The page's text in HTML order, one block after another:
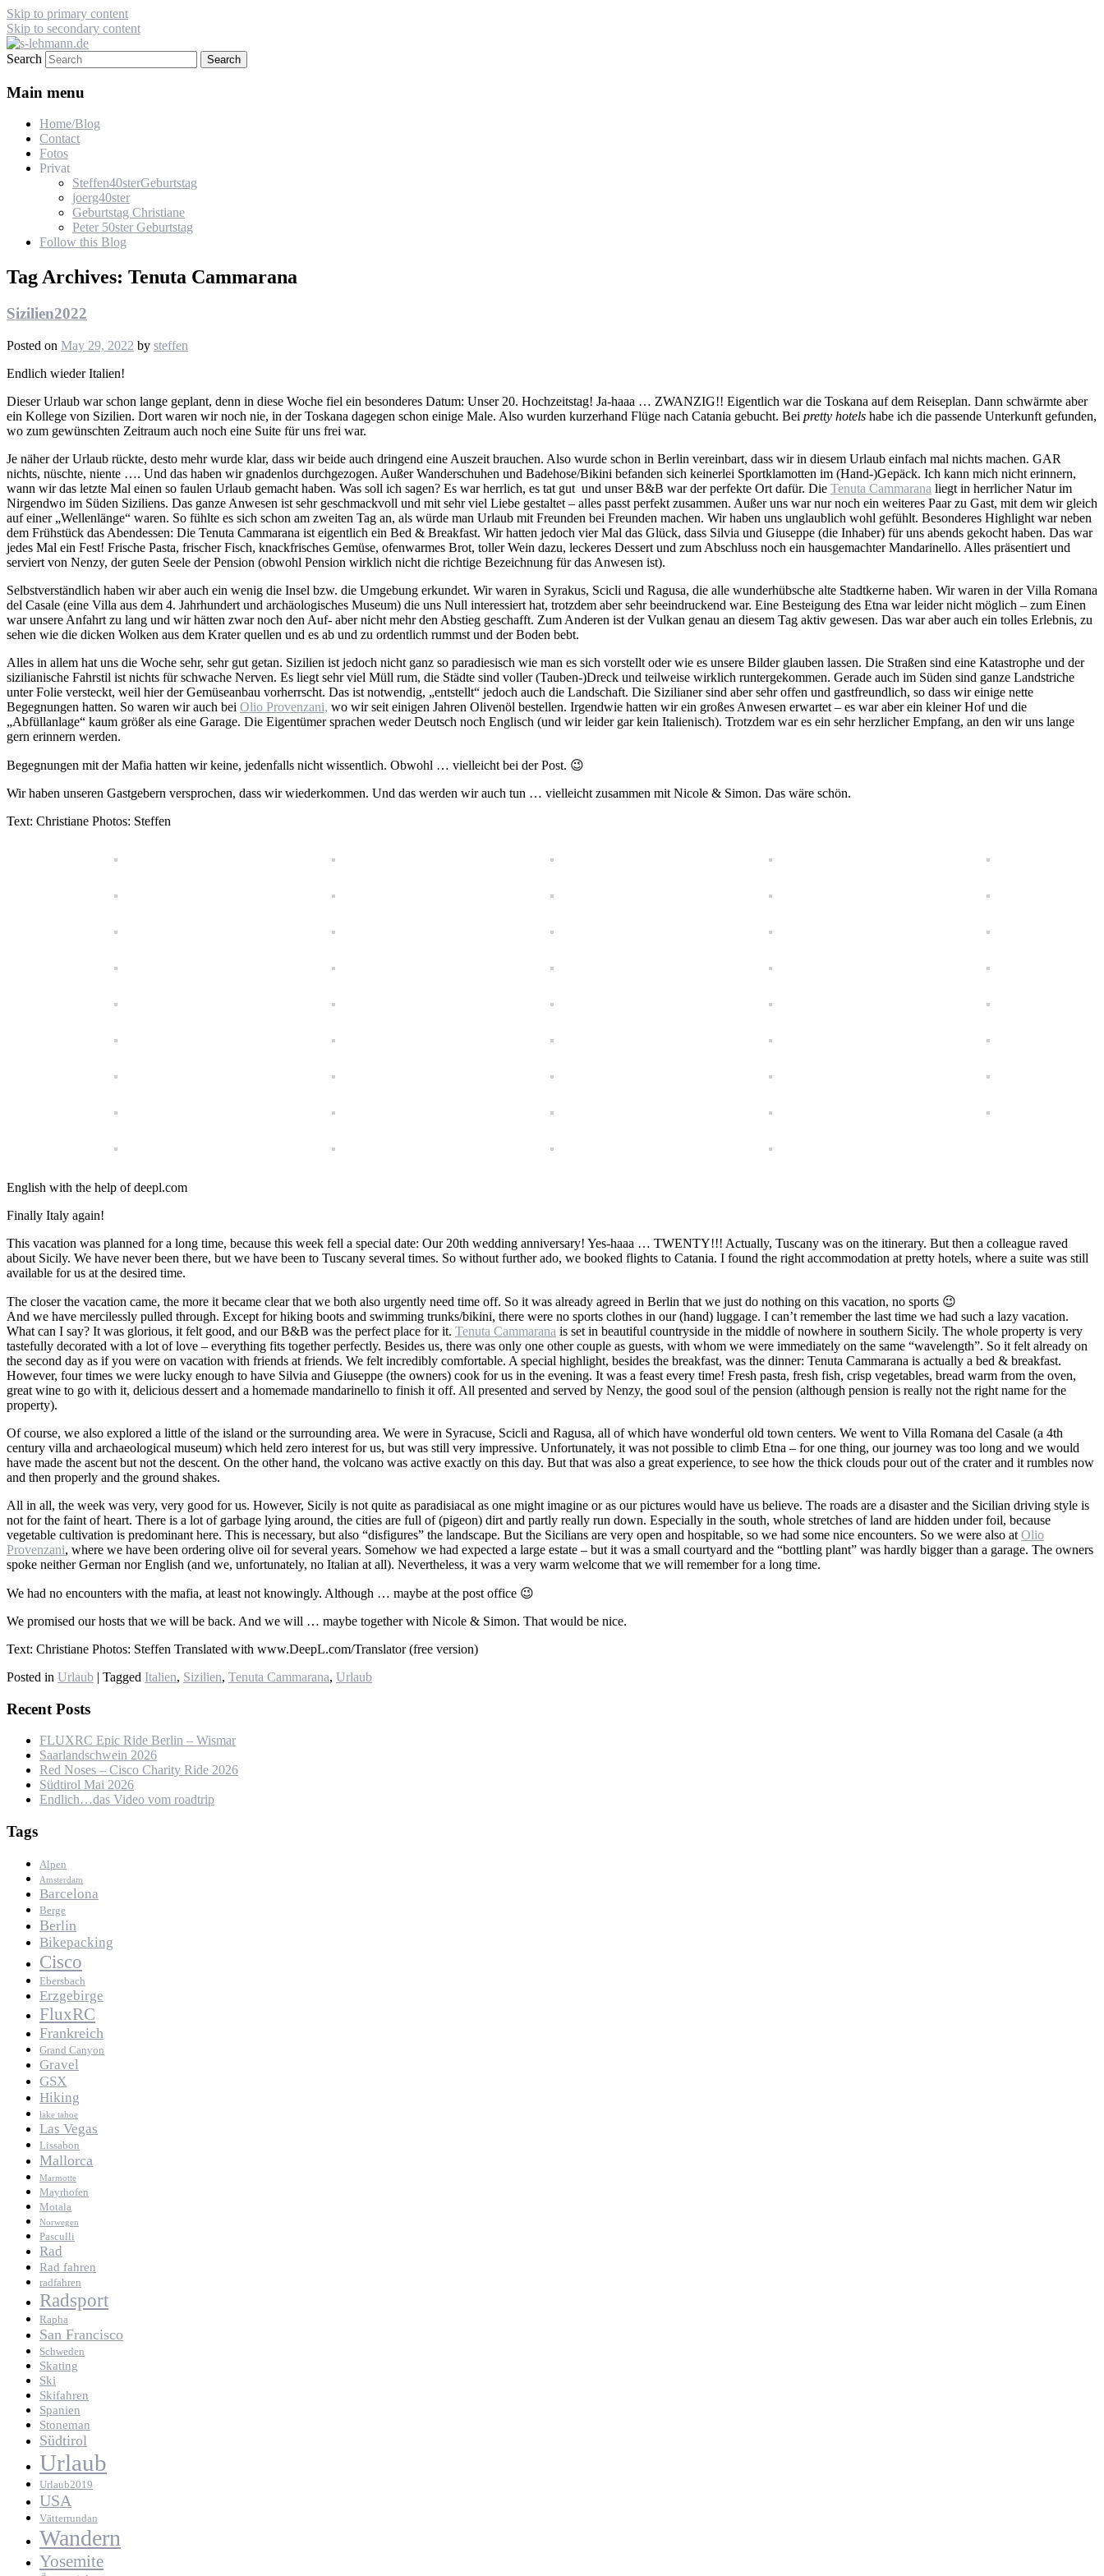
Skip to primary content
Skip to secondary content
s-lehmann.de
Search
Main menu
Home/Blog
Contact
Fotos
Privat
Steffen40sterGeburtstag
joerg40ster
Geburtstag Christiane
Peter 50ster Geburtstag
Follow this Blog
Tag Archives: Tenuta Cammarana
Sizilien2022
Posted on May 29, 2022 by steffen
Endlich wieder Italien!
Dieser Urlaub war schon lange geplant, denn in diese Woche fiel ein besonderes Datum: Unser 20. Hochzeitstag! Ja-haaa … ZWANZIG!! Eigentlich war die Toskana auf dem Reiseplan. Dann schwärmte aber
ein Kollege von Sizilien. Dort waren wir noch nie, in der Toskana dagegen schon einige Male. Also wurden kurzerhand Flüge nach Catania gebucht. Bei pretty hotels habe ich die passende Unterkunft gefunden,
wo zum gewünschten Zeitraum auch noch eine Suite für uns frei war.
Je näher der Urlaub rückte, desto mehr wurde klar, dass wir beide auch dringend eine Auszeit brauchen. Also wurde schon in Berlin vereinbart, dass wir in diesem Urlaub einfach mal nichts machen. GAR
nichts, nüschte, niente …. Und das haben wir gnadenlos durchgezogen. Außer Wanderschuhen und Badehose/Bikini befanden sich keinerlei Sportklamotten im (Hand-)Gepäck. Ich kann mich nicht erinnern,
wann wir das letzte Mal einen so faulen Urlaub gemacht haben. Was soll ich sagen? Es war herrlich, es tat gut und unser B&B war der perfekte Ort dafür. Die Tenuta Cammarana liegt in herrlicher Natur im
Nirgendwo im Süden Siziliens. Das ganze Anwesen ist sehr geschmackvoll und mit sehr viel Liebe gestaltet – alles passt perfekt zusammen. Außer uns war nur noch ein weiteres Paar zu Gast, mit dem wir gleich
auf einer „Wellenlänge“ waren. So fühlte es sich schon am zweiten Tag an, als würde man Urlaub mit Freunden bei Freunden machen. Wir haben uns unglaublich wohl gefühlt. Besonderes Highlight war neben
dem Frühstück das Abendessen: Die Tenuta Cammarana ist eigentlich ein Bed & Breakfast. Wir hatten jedoch vier Mal das Glück, dass Silvia und Giuseppe (die Inhaber) für uns abends gekocht haben. Das war
jedes Mal ein Fest! Frische Pasta, frischer Fisch, knackfrisches Gemüse, ofenwarmes Brot, toller Wein dazu, leckeres Dessert und zum Abschluss noch ein hausgemachter Mandarinello. Alles präsentiert und
serviert von Nenzy, der guten Seele der Pension (obwohl Pension wirklich nicht die richtige Bezeichnung für das Anwesen ist).
Selbstverständlich haben wir aber auch ein wenig die Insel bzw. die Umgebung erkundet. Wir waren in Syrakus, Scicli und Ragusa, die alle wunderhübsche alte Stadtkerne haben. Wir waren in der Villa Romana
del Casale (eine Villa aus dem 4. Jahrhundert und archäologisches Museum) die uns Null interessiert hat, trotzdem aber sehr beeindruckend war. Eine Besteigung des Etna war leider nicht möglich – zum Einen
war unsere Anfahrt zu lang und wir hätten zwar noch den Auf- aber nicht mehr den Abstieg geschafft. Zum Anderen ist der Vulkan genau an diesem Tag aktiv gewesen. Das war aber auch ein tolles Erlebnis, zu
sehen wie die dicken Wolken aus dem Krater quellen und es ab und zu ordentlich rummst und der Boden bebt.
Alles in allem hat uns die Woche sehr, sehr gut getan. Sizilien ist jedoch nicht ganz so paradiesisch wie man es sich vorstellt oder wie es unsere Bilder glauben lassen. Die Straßen sind eine Katastrophe und der
sizilianische Fahrstil ist nichts für schwache Nerven. Es liegt sehr viel Müll rum, die Städte sind voller (Tauben-)Dreck und teilweise wirklich runtergekommen. Gerade auch im Süden sind ganze Landstriche
unter Folie versteckt, weil hier der Gemüseanbau vorherrscht. Das ist notwendig, „entstellt“ jedoch auch die Landschaft. Die Sizilianer sind aber sehr offen und gastfreundlich, so dass wir einige nette
Begegnungen hatten. So waren wir auch bei Olio Provenzani, wo wir seit einigen Jahren Olivenöl bestellen. Irgendwie hatten wir ein großes Anwesen erwartet – es war aber ein kleiner Hof und die
„Abfüllanlage“ kaum größer als eine Garage. Die Eigentümer sprachen weder Deutsch noch Englisch (und wir leider gar kein Italienisch). Trotzdem war es ein sehr herzlicher Empfang, an den wir uns lange
gern erinnern werden.
Begegnungen mit der Mafia hatten wir keine, jedenfalls nicht wissentlich. Obwohl … vielleicht bei der Post. 😉
Wir haben unseren Gastgebern versprochen, dass wir wiederkommen. Und das werden wir auch tun … vielleicht zusammen mit Nicole & Simon. Das wäre schön.
Text: Christiane Photos: Steffen
English with the help of deepl.com
Finally Italy again!
This vacation was planned for a long time, because this week fell a special date: Our 20th wedding anniversary! Yes-haaa … TWENTY!!! Actually, Tuscany was on the itinerary. But then a colleague raved
about Sicily. We have never been there, but we have been to Tuscany several times. So without further ado, we booked flights to Catania. I found the right accommodation at pretty hotels, where a suite was still
available for us at the desired time.
The closer the vacation came, the more it became clear that we both also urgently need time off. So it was already agreed in Berlin that we just do nothing on this vacation, no sports 😉
And we have mercilessly pulled through. Except for hiking boots and swimming trunks/bikini, there were no sports clothes in our (hand) luggage. I can’t remember the last time we had such a lazy vacation.
What can I say? It was glorious, it felt good, and our B&B was the perfect place for it. Tenuta Cammarana is set in beautiful countryside in the middle of nowhere in southern Sicily. The whole property is very
tastefully decorated with a lot of love – everything fits together perfectly. Besides us, there was only one other couple as guests, with whom we were immediately on the same “wavelength”. So it felt already on
the second day as if you were on vacation with friends at friends. We felt incredibly comfortable. A special highlight, besides the breakfast, was the dinner: Tenuta Cammarana is actually a bed & breakfast.
However, four times we were lucky enough to have Silvia and Giuseppe (the owners) cook for us in the evening. It was a feast every time! Fresh pasta, fresh fish, crisp vegetables, bread warm from the oven,
great wine to go with it, delicious dessert and a homemade mandarinello to finish it off. All presented and served by Nenzy, the good soul of the pension (although pension is really not the right name for the
property).
Of course, we also explored a little of the island or the surrounding area. We were in Syracuse, Scicli and Ragusa, all of which have wonderful old town centers. We went to Villa Romana del Casale (a 4th
century villa and archaeological museum) which held zero interest for us, but was still very impressive. Unfortunately, it was not possible to climb Etna – for one thing, our journey was too long and we would
have made the ascent but not the descent. On the other hand, the volcano was active exactly on this day. But that was also a great experience, to see how the thick clouds pour out of the crater and it rumbles now
and then properly and the ground shakes.
All in all, the week was very, very good for us. However, Sicily is not quite as paradisiacal as one might imagine or as our pictures would have us believe. The roads are a disaster and the Sicilian driving style is
not for the faint of heart. There is a lot of garbage lying around, the cities are full of (pigeon) dirt and partly really run down. Especially in the south, whole stretches of land are hidden under foil, because
vegetable cultivation is predominant here. This is necessary, but also “disfigures” the landscape. But the Sicilians are very open and hospitable, so we had some nice encounters. So we were also at Olio
Provenzani, where we have been ordering olive oil for several years. Somehow we had expected a large estate – but it was a small courtyard and the “bottling plant” was hardly bigger than a garage. The owners
spoke neither German nor English (and we, unfortunately, no Italian at all). Nevertheless, it was a very warm welcome that we will remember for a long time.
We had no encounters with the mafia, at least not knowingly. Although … maybe at the post office 😉
We promised our hosts that we will be back. And we will … maybe together with Nicole & Simon. That would be nice.
Text: Christiane Photos: Steffen Translated with www.DeepL.com/Translator (free version)
Posted in Urlaub | Tagged Italien, Sizilien, Tenuta Cammarana, Urlaub
Recent Posts
FLUXRC Epic Ride Berlin – Wismar
Saarlandschwein 2026
Red Noses – Cisco Charity Ride 2026
Südtirol Mai 2026
Endlich…das Video vom roadtrip
Tags
Alpen
Amsterdam
Barcelona
Berge
Berlin
Bikepacking
Cisco
Ebersbach
Erzgebirge
FluxRC
Frankreich
Grand Canyon
Gravel
GSX
Hiking
lake tahoe
Las Vegas
Lissabon
Mallorca
Marmotte
Mayrhofen
Motala
Norwegen
Pasculli
Rad
Rad fahren
radfahren
Radsport
Rapha
San Francisco
Schweden
Skating
Ski
Skifahren
Spanien
Stoneman
Südtirol
Urlaub
Urlaub2019
USA
Vätterrundan
Wandern
Yosemite